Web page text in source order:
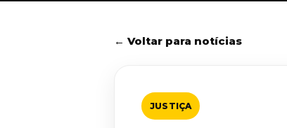
← Voltar para notícias
JUSTIÇA